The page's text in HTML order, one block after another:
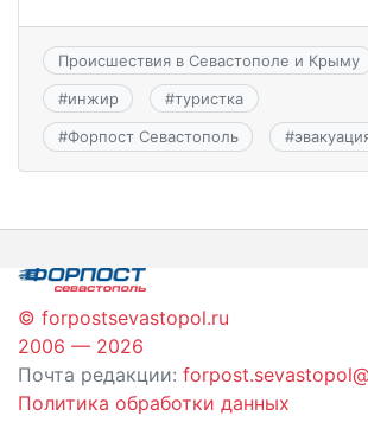
Происшествия в Севастополе и Крыму
#инжир #туристка
#Форпост Севастополь #
© forpostsevastopol.ru
2006 — 2026
Почта редакции:
Политика обработки данных